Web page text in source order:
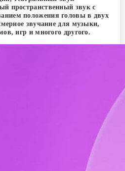
пространственный звук с
положения головы в двух
звучание для музыки,
игр и многого другого.